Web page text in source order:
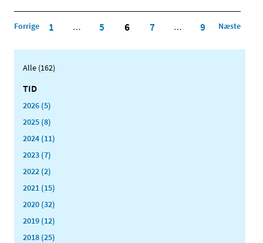
Forrige 1 … 5 6 7 … 9 Næste
Alle (162)
TID
2026 (5)
2025 (8)
2024 (11)
2023 (7)
2022 (2)
2021 (15)
2020 (32)
2019 (12)
2018 (25)